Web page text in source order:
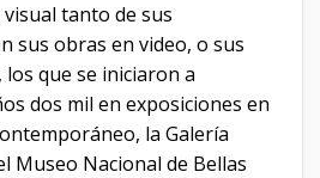
tanto de sus
sus obras en video, o sus
que se iniciaron a
dos mil en exposiciones en
la Galería
Museo Nacional de Bellas